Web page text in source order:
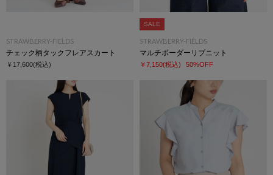
STRAWBERRY-FIELDS
チェック柄タックフレアスカート
￥17,600(税込)
SALE
STRAWBERRY-FIELDS
マルチボーダーリブニット
￥7,150(税込) 50%OFF